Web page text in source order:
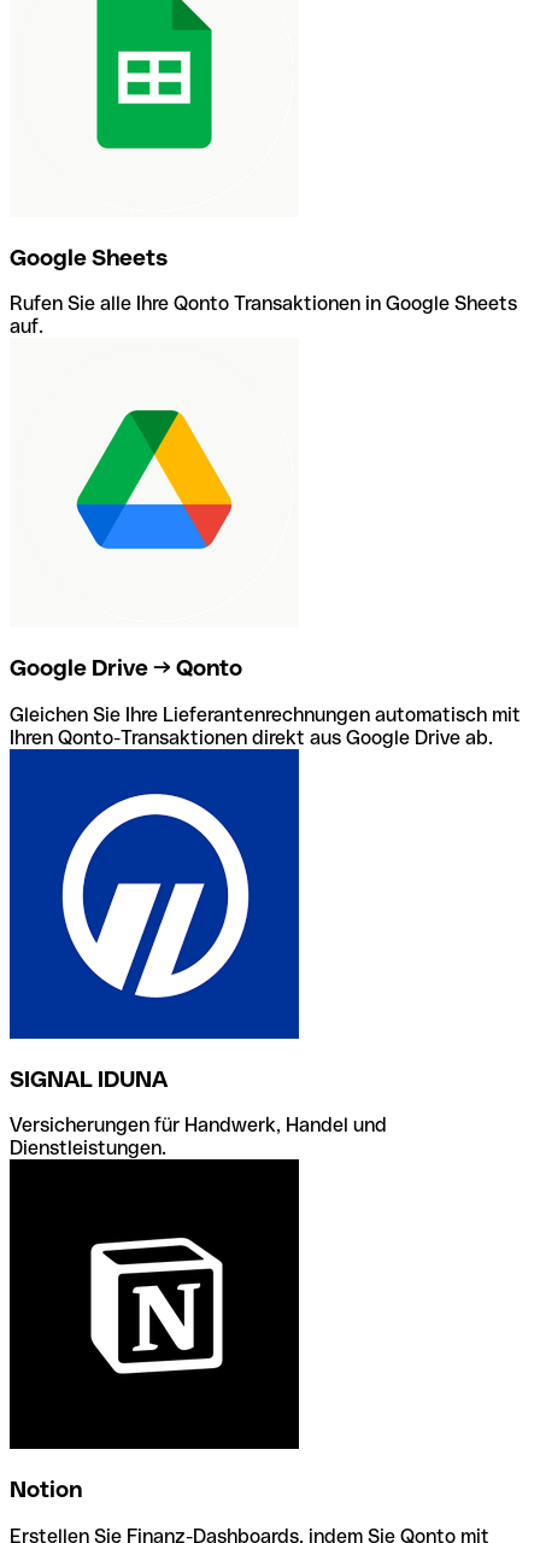
Google Sheets
Rufen Sie alle Ihre Qonto Transaktionen in Google Sheets
auf.
Google Drive → Qonto
Gleichen Sie Ihre Lieferantenrechnungen automatisch mit
Ihren Qonto-Transaktionen direkt aus Google Drive ab.
SIGNAL IDUNA
Versicherungen für Handwerk, Handel und
Dienstleistungen.
Notion
Erstellen Sie Finanz-Dashboards, indem Sie Qonto mit